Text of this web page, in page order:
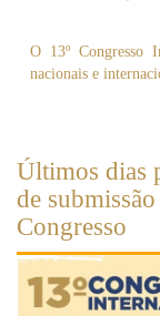
O 13º Congresso
nacionais e
Últimos dias
de
Congresso